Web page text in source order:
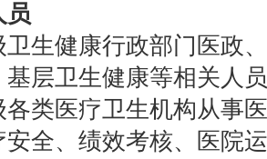
员
卫生健康行政部门医政
基层卫生健康等相关人
各类医疗卫生机构从事
安全、绩效考核、医院